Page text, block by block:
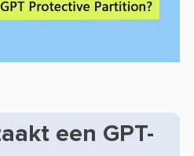
een GPT-